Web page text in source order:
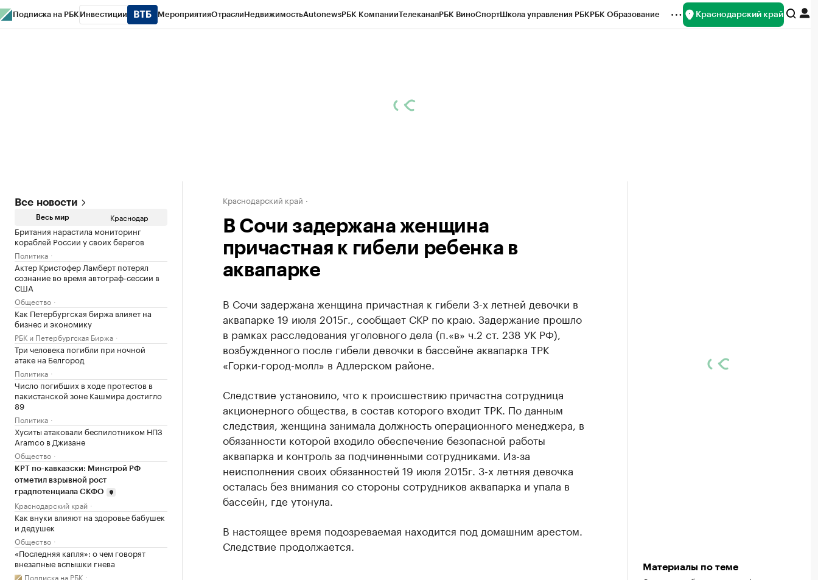
Подписка на РБК Инвестиции МероприятияОтраслиНедвижимостьAutonewsРБК КомпанииТелеканалРБК ВиноСпортШкола управления РБКРБК Образование Краснодарский край
Все новости
Весь мир Краснодар
Британия нарастила мониторинг
кораблей России у своих берегов
Политика
Актер Кристофер Ламберт потерял
сознание во время автограф-сессии в
США
Общество
Как Петербургская биржа влияет на
бизнес и экономику
РБК и Петербургская Биржа
Три человека погибли при ночной
атаке на Белгород
Политика
Число погибших в ходе протестов в
пакистанской зоне Кашмира достигло
89
Политика
Хуситы атаковали беспилотником НПЗ
Aramco в Джизане
Общество
КРТ по-кавказски: Минстрой РФ
отметил взрывной рост
градпотенциала СКФО
Краснодарский край
Как внуки влияют на здоровье бабушек
и дедушек
Общество
«Последняя капля»: о чем говорят
внезапные вспышки гнева
Подписка на РБК
Краснодарский край
В Сочи задержана женщина
причастная к гибели ребенка в
аквапарке
В Сочи задержана женщина причастная к гибели 3-х летней девочки в
аквапарке 19 июля 2015г., сообщает СКР по краю. Задержание прошло
в рамках расследования уголовного дела (п.«в» ч.2 ст. 238 УК РФ),
возбужденного после гибели девочки в бассейне аквапарка ТРК
«Горки-город-молл» в Адлерском районе.
Следствие установило, что к происшествию причастна сотрудница
акционерного общества, в состав которого входит ТРК. По данным
следствия, женщина занимала должность операционного менеджера, в
обязанности которой входило обеспечение безопасной работы
аквапарка и контроль за подчиненными сотрудниками. Из-за
неисполнения своих обязанностей 19 июля 2015г. 3-х летняя девочка
осталась без внимания со стороны сотрудников аквапарка и упала в
бассейн, где утонула.
В настоящее время подозреваемая находится под домашним арестом.
Следствие продолжается.
Материалы по теме